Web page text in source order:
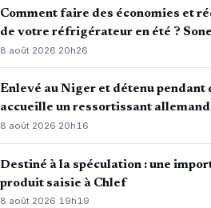
Comment faire des économies et
de votre réfrigérateur en été ?
8 août 2026·20h26
Enlevé au Niger et détenu pendant
accueille un ressortissant allemand
8 août 2026·20h16
Destiné à la spéculation : une
produit saisie à Chlef
8 août 2026·19h19